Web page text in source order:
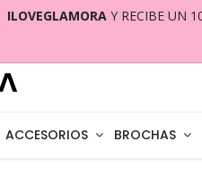
ILOVEGLAMORA Y RECIBE UN
ACCESORIOS BROCHAS